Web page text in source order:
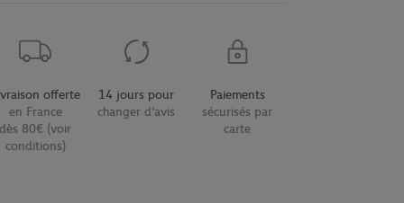
offerte
en France
dès 80€ (voir
conditions)
14 jours pour
changer d'avis
Paiements
sécurisés par
carte